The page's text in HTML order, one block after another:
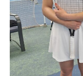
–
Qualifiée
pour
les
Championnats
HDF